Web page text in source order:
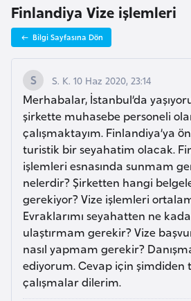
i
y
a
V
z
e
İ
ş
l
e
m
l
e
r
i
Finlandiya Vize işlemleri
Bilgi Sayfasına Dön
S. K. 10 Haz 2020, 23:14
Merhabalar, İstanbul’da
şirkette muhasebe personeli
çalışmaktayım. Finlandiya’ya
turistik bir seyahatim olacak.
işlemleri esnasında sunmam
nelerdir? Şirketten hangi
gerekiyor? Vize işlemleri
Evraklarımı seyahatten ne
ulaştırmam gerekir? Vize
nasıl yapmam gerekir?
ediyorum. Cevap için şimdiden
çalışmalar dilerim.
A
u
s
t
u
r
y
a
A
z
e
r
b